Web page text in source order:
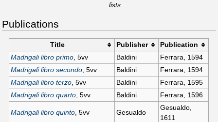
lists.
Publications
Title Publisher
Publication
Madrigali libro primo , 5vv Baldini
Ferrara, 1594
Madrigali libro secondo , 5vv Baldini
Ferrara, 1594
Madrigali libro terzo , 5vv Baldini
Ferrara, 1595
Madrigali libro quarto , 5vv Baldini Ferrara, 1596
Madrigali libro quinto , 5vv Gesualdo
Gesualdo,
1611